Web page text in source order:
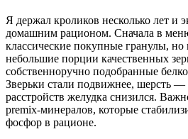
Я держал кроликов несколько лет и
домашним рационом. Сначала в
классические покупные гранулы, но
небольшие порции качественных
собственноручно подобранные
Зверьки стали подвижнее, шерсть —
расстройств желудка снизился.
premix-минералов, которые
фосфор в рационе.